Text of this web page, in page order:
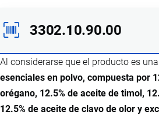
3302.10.90.00
Al considerarse que el producto es una
esenciales en polvo, compuesta por
orégano, 12.5% de aceite de timol,
12.5% de aceite de clavo de olor y